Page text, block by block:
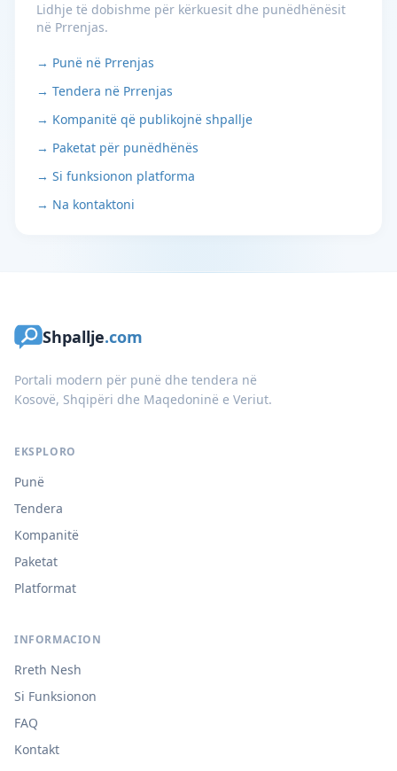
Lidhje të dobishme për kërkuesit dhe punëdhënësit
në Prrenjas.
→ Punë në Prrenjas
→ Tendera në Prrenjas
→ Kompanitë që publikojnë shpallje
→ Paketat për punëdhënës
→ Si funksionon platforma
→ Na kontaktoni
Shpallje.com
Portali modern për punë dhe tendera në
Kosovë, Shqipëri dhe Maqedoninë e Veriut.
EKSPLORO
Punë
Tendera
Kompanitë
Paketat
Platformat
INFORMACION
Rreth Nesh
Si Funksionon
FAQ
Kontakt